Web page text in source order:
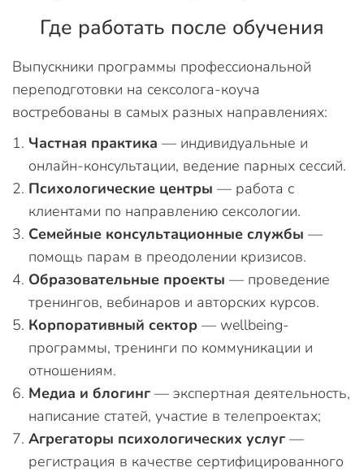
Где работать после обучения
Выпускники программы профессиональной
переподготовки на сексолога-коуча
востребованы в самых разных направлениях:
Частная практика — индивидуальные и
онлайн-консультации, ведение парных сессий.
Психологические центры — работа с
клиентами по направлению сексологии.
Семейные консультационные службы —
помощь парам в преодолении кризисов.
Образовательные проекты — проведение
тренингов, вебинаров и авторских курсов.
Корпоративный сектор — wellbeing-
программы, тренинги по коммуникации и
отношениям.
Медиа и блогинг — экспертная деятельность,
написание статей, участие в телепроектах;
Агрегаторы психологических услуг —
регистрация в качестве сертифицированного